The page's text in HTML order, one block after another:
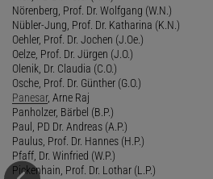
Nörenberg, Prof. Dr. Wolfgang (W.N.)
Nübler-Jung, Prof. Dr. Katharina (K.N.)
Oehler, Prof. Dr. Jochen (J.Oe.)
Oelze, Prof. Dr. Jürgen (J.O.)
Olenik, Dr. Claudia (C.O.)
Osche, Prof. Dr. Günther (G.O.)
Panesar, Arne Raj
Panholzer, Bärbel (B.P.)
Paul, PD Dr. Andreas (A.P.)
Paulus, Prof. Dr. Hannes (H.P.)
Pfaff, Dr. Winfried (W.P.)
Pickenhain, Prof. Dr. Lothar (L.P.)